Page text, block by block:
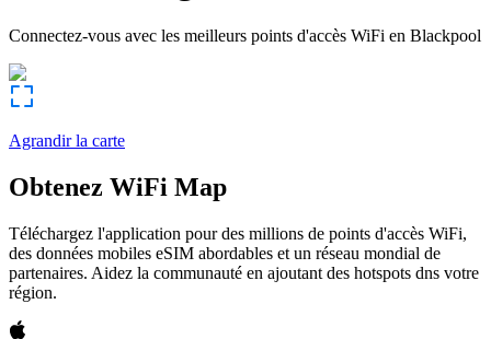
Connectez-vous avec les meilleurs points d'accès WiFi en Blackpool
Agrandir la carte
Obtenez WiFi Map
Téléchargez l'application pour des millions de points d'accès WiFi,
des données mobiles eSIM abordables et un réseau mondial de
partenaires. Aidez la communauté en ajoutant des hotspots dns votre
région.